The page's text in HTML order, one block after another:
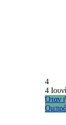
4
4
Όταν